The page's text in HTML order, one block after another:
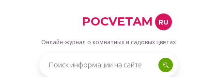
POCVETAM RU
Онлайн-журнал о комнатных и садовых цветах